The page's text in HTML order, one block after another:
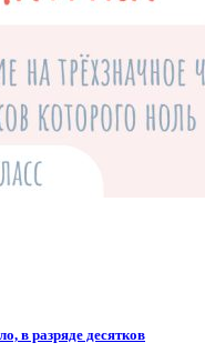
в разряде десятков